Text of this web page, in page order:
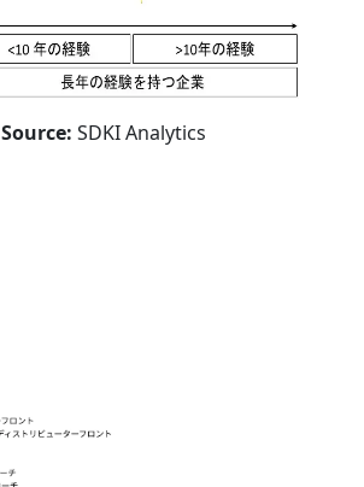
Source: SDKI Analytics